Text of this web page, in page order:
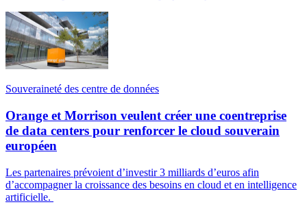
Souveraineté des centre de données
Orange et Morrison veulent créer une coentreprise
de data centers pour renforcer le cloud souverain
européen
Les partenaires prévoient d’investir 3 milliards d’euros afin
d’accompagner la croissance des besoins en cloud et en intelligence
artificielle.